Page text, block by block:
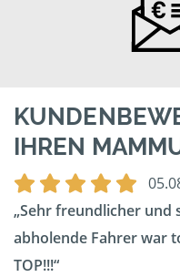
IHREN
Sehr freundlicher und
abholende Fahrer war
TOP!!!